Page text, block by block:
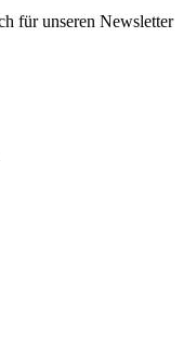
für unseren Newsletter